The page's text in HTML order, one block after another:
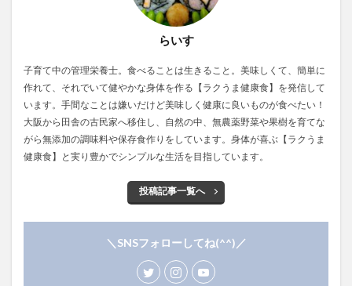
らいす
子育て中の管理栄養士。食べることは生きること。美味しくて、簡単に
作れて、それでいて健やかな身体を作る【ラクうま健康食】を発信して
います。手間なことは嫌いだけど美味しく健康に良いものが食べたい！
大阪から田舎の古民家へ移住し、自然の中、無農薬野菜や果樹を育てな
がら無添加の調味料や保存食作りをしています。身体が喜ぶ【ラクうま
健康食】と実り豊かでシンプルな生活を目指しています。
投稿記事一覧へ
＼SNSフォローしてね(^^)／